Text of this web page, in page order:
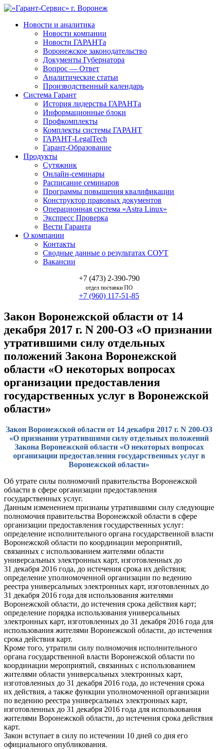
Новости и аналитика
Новости компании
Новости ГАРАНТа
Воронежское законодательство
Документы Губернатора
Вопрос — Ответ
Аналитические статьи
Производственный календарь
Система Гарант
История лидерства ГАРАНТа
Информационные блоки
Профкомплекты
Комплекты системы ГАРАНТ
ГАРАНТ-LegalTech
Гарант-Образование
Продукты
Сутяжник
Онлайн-семинары
Расписание семинаров
Программы повышения квалификации
Конструктор правовых документов
Операционная система «Astra Linux»
Экспресс Проверка
Вести Гаранта
О компании
Контакты
Сводные данные о результатах СОУТ
Вакансии
+7 (473) 2-390-790
отдел поставки ПО
+7 (960) 117-51-85
Закон Воронежской области от 14
декабря 2017 г. N 200-ОЗ «О признании
утратившими силу отдельных
положений Закона Воронежской
области «О некоторых вопросах
организации предоставления
государственных услуг в Воронежской
области»
Закон Воронежской области от 14 декабря 2017 г. N 200-ОЗ
«О признании утратившими силу отдельных положений
Закона Воронежской области «О некоторых вопросах
организации предоставления государственных услуг в
Воронежской области»
Об утрате силы полномочий правительства Воронежской
области в сфере организации предоставления
государственных услуг.
Данным изменением признаны утратившими силу следующие
полномочия правительства Воронежской области в сфере
организации предоставления государственных услуг:
определение исполнительного органа государственной власти
Воронежской области по координации мероприятий,
связанных с использованием жителями области
универсальных электронных карт, изготовленных до
31 декабря 2016 года, до истечения срока их действия;
определение уполномоченной организации по ведению
реестра универсальных электронных карт, изготовленных до
31 декабря 2016 года для использования жителями
Воронежской области, до истечения срока действия карт;
определение порядка использования универсальных
электронных карт, изготовленных до 31 декабря 2016 года для
использования жителями Воронежской области, до истечения
срока действия карт.
Кроме того, утратили силу полномочия исполнительного
органа государственной власти Воронежской области по
координации мероприятий, связанных с использованием
жителями области универсальных электронных карт,
изготовленных до 31 декабря 2016 года, до истечения срока
их действия, а также функции уполномоченной организации
по ведению реестра универсальных электронных карт,
изготовленных до 31 декабря 2016 года для использования
жителями Воронежской области, до истечения срока действия
карт.
Закон вступает в силу по истечении 10 дней со дня его
официального опубликования.